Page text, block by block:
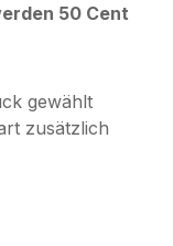
50 Cent
gewählt
zusätzlich